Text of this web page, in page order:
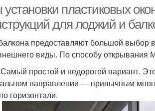
пластиковых
для лоджий и
предоставляют большой выбор
виды. По способу открывания
простой и недорогой вариант.
направлении — привычным
горизонтали.